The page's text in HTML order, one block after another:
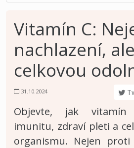
Vitamín C:
nachlazení,
celkovou
31.10.2024
Objevte, jak
imunitu, zdraví pleti a
organismu. Nejen proti